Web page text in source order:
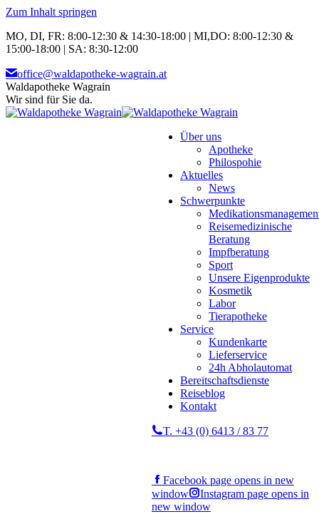
Zum Inhalt springen
MO, DI, FR: 8:00-12:30 & 14:30-18:00 | MI,DO: 8:00-12:30 &
15:00-18:00 | SA: 8:30-12:00
office@waldapotheke-wagrain.at
Waldapotheke Wagrain
Wir sind für Sie da.
Über uns
Apotheke
Philospohie
Aktuelles
News
Schwerpunkte
Reisemedizinische
Beratung
Impfberatung
Sport
Unsere Eigenprodukte
Kosmetik
Labor
Tierapotheke
Service
Kundenkarte
Lieferservice
24h Abholautomat
Bereitschaftsdienste
Reiseblog
Kontakt
T. +43 (0) 6413 / 83 77
Facebook page opens in new
window
Instagram page opens in
new window